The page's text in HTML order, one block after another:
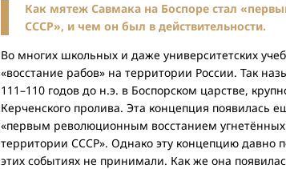
Как мятеж Савмака на Боспоре стал
СССР», и чем он был в действительности.
Во многих школьных и даже университетских
«восстание рабов» на территории России. Так
111–110 годов до н.э. в Боспорском царстве,
Керченского пролива. Эта концепция появилась
«первым революционным восстанием угнетённых
территории СССР». Однако эту концепцию давно
этих событиях не принимали. Как же она